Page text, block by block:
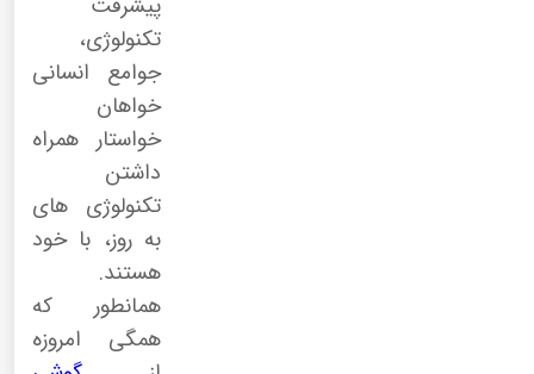
تکنولوژی،
جوامع انسانی
خواهان
خواستار همراه
داشتن
تکنولوژی های
به روز، با خود
هستند.
همانطور که
همگی امروزه